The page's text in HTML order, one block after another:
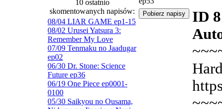
10 ostatnio
skomentowanych napisów:
08/04 LIAR GAME ep1-15
08/02 Urusei Yatsura 3:
Remember My Love
07/09 Tenmaku no Jaadugar
ep02
06/30 Dr. Stone: Science
Future ep36
06/19 One Piece ep0001-
0100
05/30 Saikyou no Ousama,
ID